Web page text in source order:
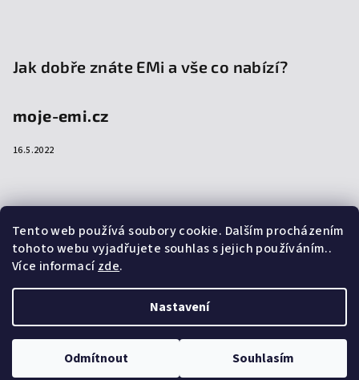
Tento web používá soubory cookie. Dalším procházením
tohoto webu vyjadřujete souhlas s jejich používáním..
Více informacízde.
Nastavení
Odmítnout Souhlasím
Jak dobře znáte EMi a vše co nabízí?
moje-emi.cz
16.5.2022
Přijímáme online platby
Upravit nastavení cookies